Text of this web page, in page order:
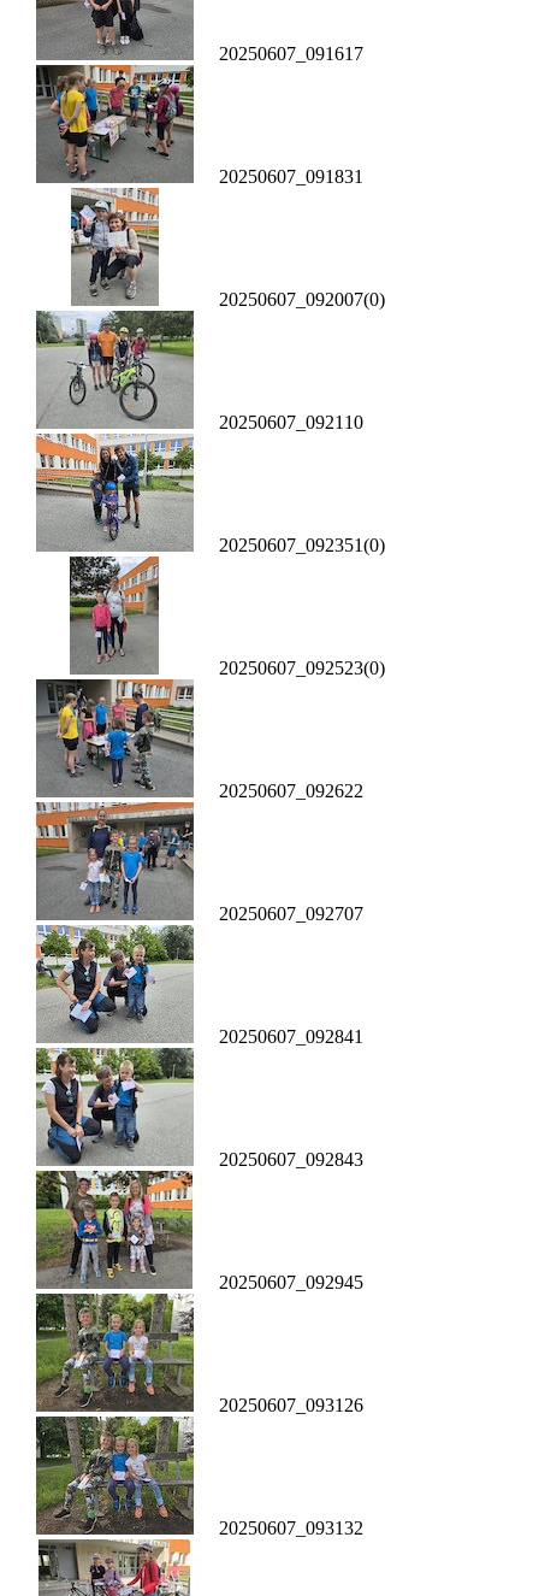
20250607_091617
20250607_091831
20250607_092007(0)
20250607_092110
20250607_092351(0)
20250607_092523(0)
20250607_092622
20250607_092707
20250607_092841
20250607_092843
20250607_092945
20250607_093126
20250607_093132